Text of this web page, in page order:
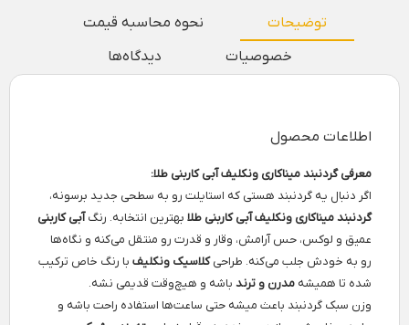
توضیحات
نحوه محاسبه قیمت
خصوصیات
دیدگاه‌ها
اطلاعات محصول
معرفی گردنبند میناکاری ونکلیف آبی کاربنی طلا:
اگر دنبال یه گردنبند هستی که استایلت رو به سطحی جدید برسونه،
گردنبند میناکاری ونکلیف آبی کاربنی طلا بهترین انتخابه. رنگآبی کاربنی
عمیق و لوکس، حس آرامش، وقار و قدرت رو منتقل می‌کنه و نگاه‌ها
رو به خودش جلب می‌کنه. طراحیکلاسیک ونکلیف با رنگ خاص ترکیب
شده تا همیشه مدرن و ترند باشه و هیچ‌وقت قدیمی نشه.
وزن سبک گردنبند باعث میشه حتی ساعت‌ها استفاده راحت باشه و